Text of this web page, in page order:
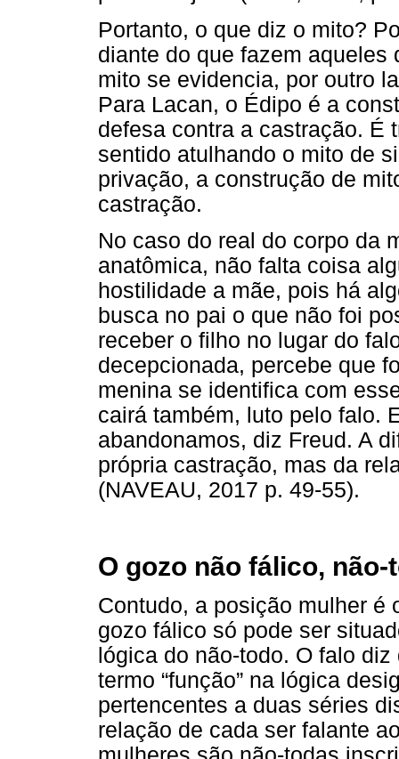
Portanto, o que diz o mito?
diante do que fazem aqueles
mito se evidencia, por outro
Para Lacan, o Édipo é a
defesa contra a castração. É
sentido atulhando o mito de
privação, a construção de
castração.
No caso do real do corpo da
anatômica, não falta coisa
hostilidade a mãe, pois há
busca no pai o que não foi
receber o filho no lugar do
decepcionada, percebe que
menina se identifica com
cairá também, luto pelo falo.
abandonamos, diz Freud. A
própria castração, mas da
(NAVEAU, 2017 p. 49-55).
O gozo não fálico, não-
Contudo, a posição mulher é
gozo fálico só pode ser
lógica do não-todo. O falo
termo “função” na lógica
pertencentes a duas séries
relação de cada ser falante